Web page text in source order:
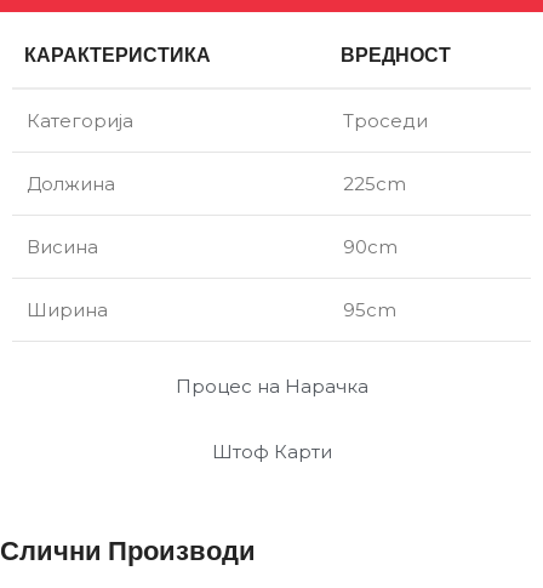
Процес на Нарачка
Штоф Карти
КАРАКТЕРИСТИКА ВРЕДНОСТ
Категорија Троседи
Должина 225cm
Висина 90cm
Ширина 95cm
Слични Производи